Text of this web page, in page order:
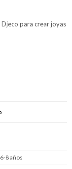
para crear joyas
8 años